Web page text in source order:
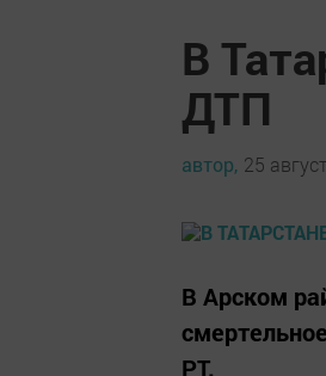
В
ДТП
автор, 25
В Арском
РТ.